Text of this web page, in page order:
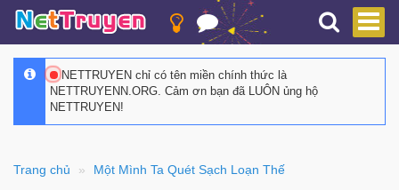
NETTRUYEN chỉ có tên miền chính thức là
NETTRUYENN.ORG. Cảm ơn bạn đã LUÔN ủng hộ
NETTRUYEN!
Trang chủ Một Mình Ta Quét Sạch Loạn Thế